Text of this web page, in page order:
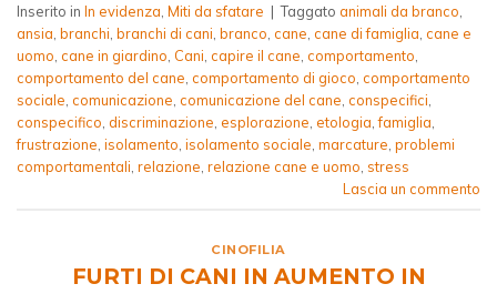
Inserito in In evidenza, Miti da sfatare | Taggato animali da branco,
ansia, branchi, branchi di cani, branco, cane, cane di famiglia, cane e
uomo, cane in giardino, Cani, capire il cane, comportamento,
comportamento del cane, comportamento di gioco, comportamento
sociale, comunicazione, comunicazione del cane, conspecifici,
conspecifico, discriminazione, esplorazione, etologia,famiglia,
frustrazione, isolamento, isolamento sociale, marcature, problemi
comportamentali, relazione, relazione cane e uomo, stress
Lascia un commento
CINOFILIA
FURTI DI CANI IN AUMENTO IN